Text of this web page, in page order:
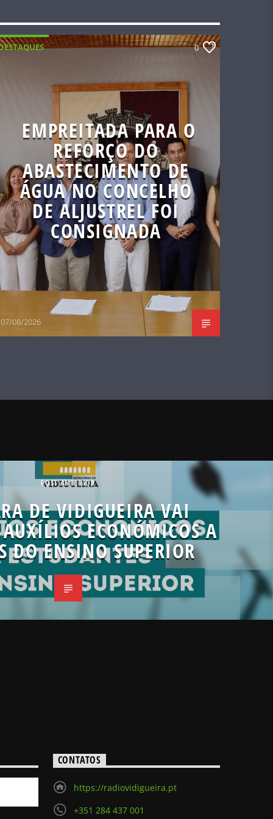
0
EMPREITADA PARA O
REFORÇO DO
ABASTECIMENTO DE
ÁGUA NO CONCELHO
DE ALJUSTREL FOI
CONSIGNADA
07/08/2026
POST ANTERIOR
DE VIDIGUEIRA VAI
ECONÓMICOS A
DO ENSINO SUPERIOR
CONTATOS
https://radiovidigueira.pt
+351 284 437 001